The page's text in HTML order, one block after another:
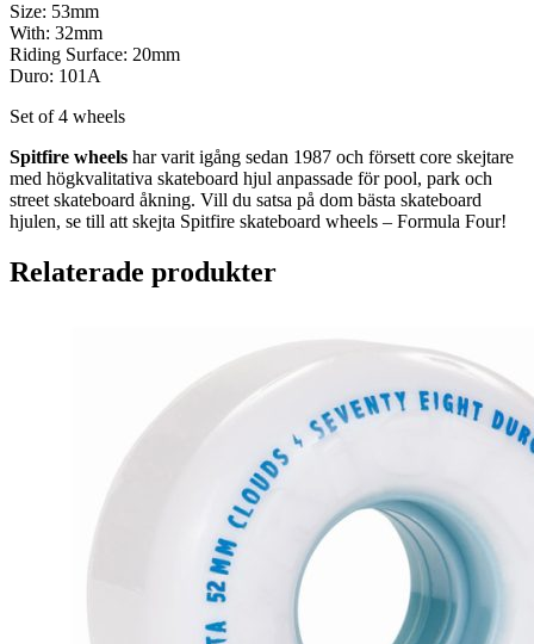
Size: 53mm
With: 32mm
Riding Surface: 20mm
Duro: 101A
Set of 4 wheels
Spitfire wheels har varit igång sedan 1987 och försett core skejtare
med högkvalitativa skateboard hjul anpassade för pool, park och
street skateboard åkning. Vill du satsa på dom bästa skateboard
hjulen, se till att skejta Spitfire skateboard wheels – Formula Four!
Relaterade produkter